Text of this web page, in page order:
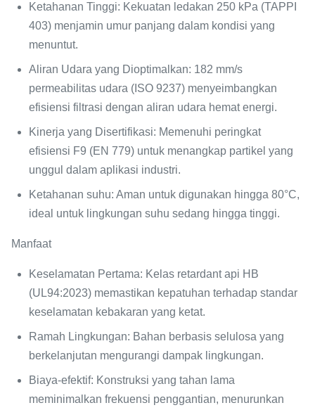
Ketahanan Tinggi: Kekuatan ledakan 250 kPa (TAPPI
403) menjamin umur panjang dalam kondisi yang
menuntut.
Aliran Udara yang Dioptimalkan: 182 mm/s
permeabilitas udara (ISO 9237) menyeimbangkan
efisiensi filtrasi dengan aliran udara hemat energi.
Kinerja yang Disertifikasi: Memenuhi peringkat
efisiensi F9 (EN 779) untuk menangkap partikel yang
unggul dalam aplikasi industri.
Ketahanan suhu: Aman untuk digunakan hingga 80°C,
ideal untuk lingkungan suhu sedang hingga tinggi.
Manfaat
Keselamatan Pertama: Kelas retardant api HB
(UL94:2023) memastikan kepatuhan terhadap standar
keselamatan kebakaran yang ketat.
Ramah Lingkungan: Bahan berbasis selulosa yang
berkelanjutan mengurangi dampak lingkungan.
Biaya-efektif: Konstruksi yang tahan lama
meminimalkan frekuensi penggantian, menurunkan